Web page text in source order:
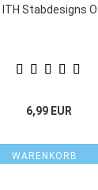
Stabdesigns
6,99 EUR
WARENKORB